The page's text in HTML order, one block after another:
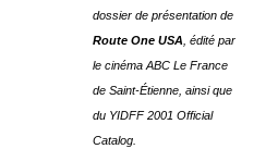
dossier de présentation de
Route One USA , édité par
le cinéma ABC Le France
de Saint-Étienne, ainsi que
du YIDFF 2001 Official
Catalog.